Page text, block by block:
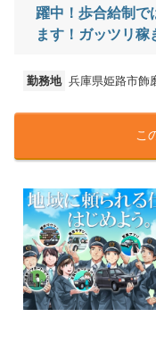
躍中！歩合給制で
ます！ガッツリ稼
勤務地 兵庫県姫路市飾
こ